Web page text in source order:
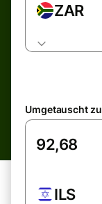
ZAR
Umgetauscht zu
ILS